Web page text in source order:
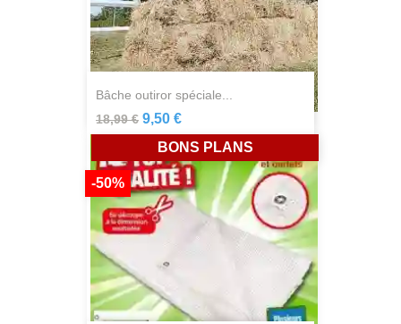
bâche outiror spéciale...
18,99 € 9,50 €
-50%
BONS PLANS